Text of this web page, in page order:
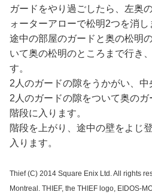
ガードをやり過ごしたら、左奥
ォーターアローで松明2つを消し
途中の部屋のガードと奥の松明
いて奥の松明のところまで行き
す。
2人のガードの隙をうかがい、中
2人のガードの隙をついて奥の
階段に入ります。
階段を上がり、途中の壁をよじ
入ります。
Thief (C) 2014 Square Enix Ltd. All rights
Montreal. THIEF, the THIEF logo, EIDOS-